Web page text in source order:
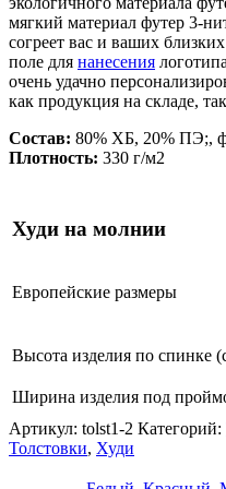
мягкий материал футер 3-
согреет вас и ваших
поле для нанесения
очень удачно
как продукция на складе,
Состав: 80% ХБ, 20% ПЭ;,
Плотность: 330 г/м2
Худи на молнии
Европейские размеры
Высота изделия по спинке
Ширина изделия под
Артикул: tolst1-2 Категорий:
Толстовки, Худи